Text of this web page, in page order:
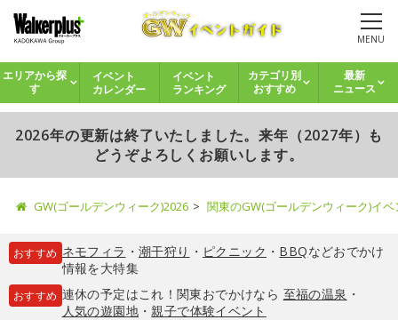
MENU
エリアから探
す
イベント
カレンダー
イベント
ランキング
カテゴリ別
おすすめ
最新
ニュース
2026年の更新は終了いたしました。来年（2027年）も
どうぞよろしくお願いします。
GW(ゴールデンウィーク)2026 関東のGW(ゴールデンウィーク)イ
おすすめ ネモフィラ ・ 潮干狩り ・ ピクニック ・ BBQなどおでかけ
情報を大特集
おすすめ 連休の予定はこれ！関東おでかけなら 至福の温泉 ・
人気の遊園地・親子で体験イベント